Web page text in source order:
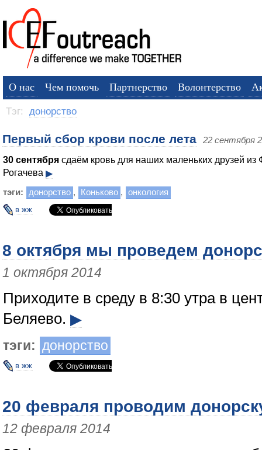
О нас Чем помочь Партнерство Волонтерство
Тэг: донорство
Первый сбор крови после лета 22 сентября
30 сентября сдаём кровь для наших маленьких друзей
Рогачева ▶
тэги: донорство , Коньково , онкология
в жж
8 октября мы проведем
1 октября 2014
Приходите в среду в 8:30 утра в
Беляево. ▶
тэги: донорство
в жж
20 февраля проводим
12 февраля 2014